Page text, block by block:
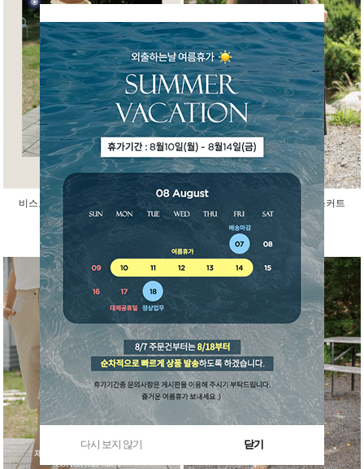
비스코스 인견 아이스 반팔 가디건
45,000원
걸을때마다 예쁜 말랑 밴딩 스커트
다시 보지 않기 닫기